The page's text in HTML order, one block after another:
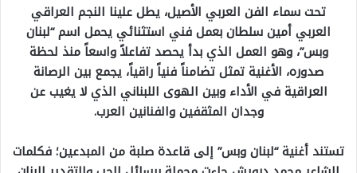
تحت سماء الفن العربي الأصيل، يطل علينا النجم العراقي
العربي أمين سلطان بعمل فني استثنائي يحمل اسم “لبنان
وبس”، وهو العمل الذي بدأ يحصد تفاعلاً واسعاً منذ لحظة
صدوره، الأغنية تمثل تضامناً فنياً راقياً، يجمع بين الرصانة
العراقية في الأداء وبين الهوى اللبناني الذي لا يغيب عن
وجدان المثقفين والفنانين العرب.
تستند أغنية “لبنان وبس” إلى قاعدة صلبة من المبدعين؛ فكلمات